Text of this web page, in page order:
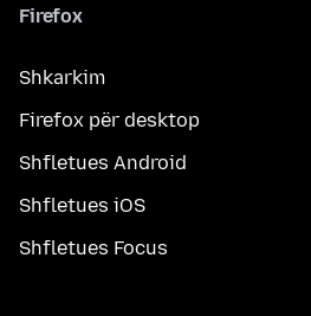
Firefox
Shkarkim
Firefox për desktop
Shfletues Android
Shfletues iOS
Shfletues Focus